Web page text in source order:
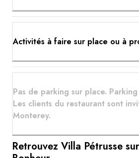
Activités à faire sur place ou à
Pas de parking sur place.
Les clients du restaurant sont
Monterey.
Retrouvez Villa Pétrusse